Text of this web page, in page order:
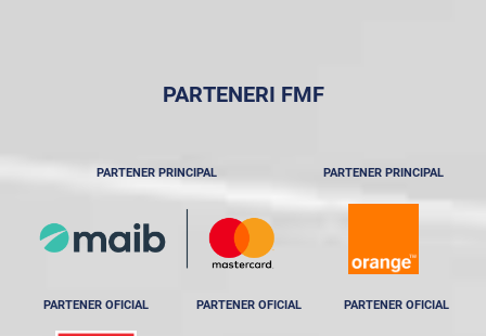
PARTENERI FMF
PARTENER PRINCIPAL PARTENER PRINCIPAL
PARTENER OFICIAL PARTENER OFICIAL PARTENER OFICIAL